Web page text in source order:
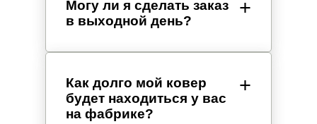
Могу ли я сделать заказ
в выходной день?
Как долго мой ковер
будет находиться у вас
на фабрике?